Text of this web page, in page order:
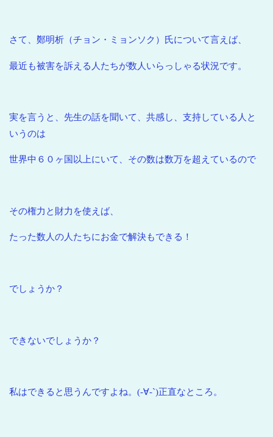
さて、鄭明析（チョン・ミョンソク）氏について言えば、
最近も被害を訴える人たちが数人いらっしゃる状況です。
実を言うと、先生の話を聞いて、共感し、支持している人と
いうのは
世界中６０ヶ国以上にいて、その数は数万を超えているので
その権力と財力を使えば、
たった数人の人たちにお金で解決もできる！
でしょうか？
できないでしょうか？
私はできると思うんですよね。(-∀-`)正直なところ。